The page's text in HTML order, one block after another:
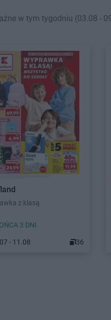
w tym tygodniu (03.08 -
z klasą
3 DNI
- 11.08 36